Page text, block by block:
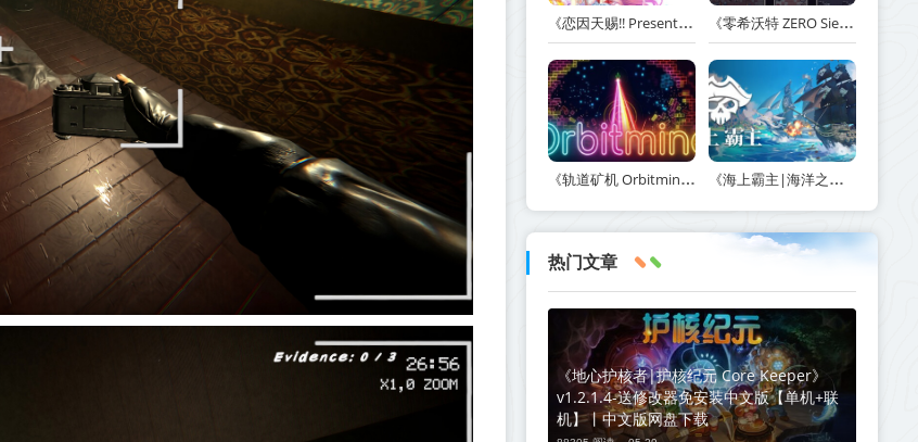
《恋因天赐!! Present From Angel Template!! An Angel's Gift》Build.23930554-免安装中文版丨中文版网盘下载 《零希沃特 ZERO Sievert》v1.2.59-免安装中文版丨中文版网盘下载
《轨道矿机 Orbitmine》Build.24135737-免安装中文版丨中文版网盘下载 《海上霸主|海洋之王|七海之王 King of Seas》v1.20-免安装中文版丨中文版网盘下载
热门文章
《地心护核者|护核纪元 Core Keeper》
v1.2.1.4-送修改器免安装中文版【单机+联
机】丨中文版网盘下载